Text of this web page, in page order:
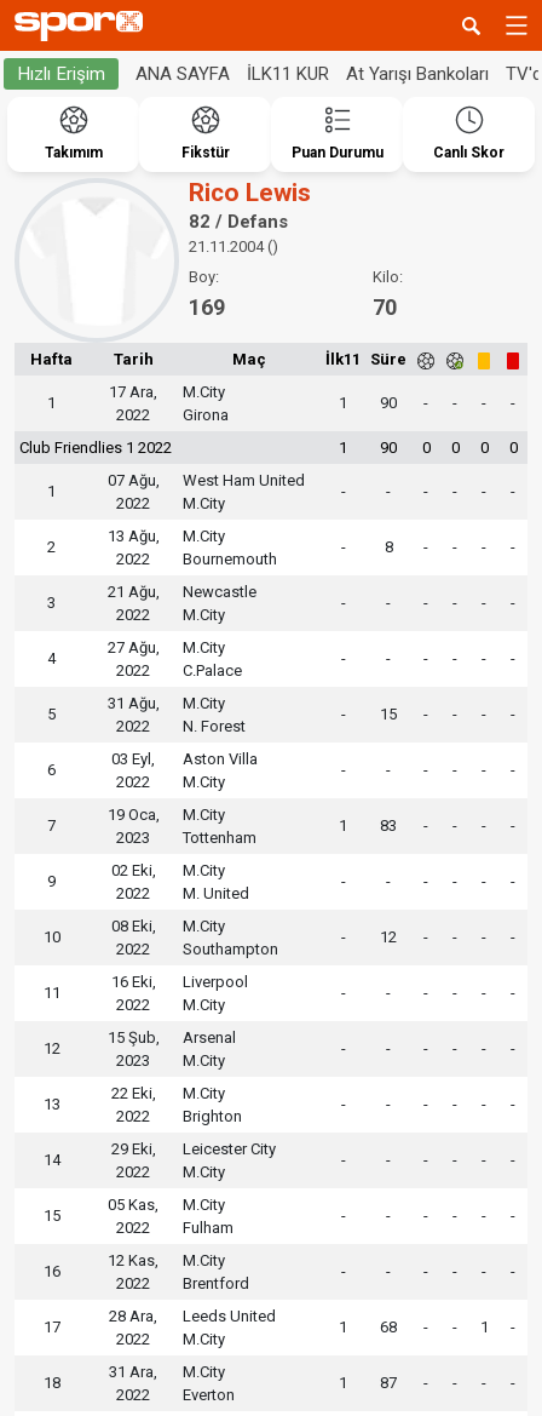
Hızlı Erişim ANA SAYFA İLK11 KUR At Yarışı Bankoları
Takımım Fikstür Puan Durumu Canlı Skor
Rico Lewis
82 / Defans
21.11.2004 ()
Boy:
169
Kilo:
70
Hafta Tarih Maç İlk11 Süre
1
17 Ara,
2022
M.City
Girona
1 90 - - - -
Club Friendlies 1 2022 1 90 0 0 0 0
1
07 Ağu,
2022
West Ham United
M.City
- - - - - -
2
13 Ağu,
2022
M.City
Bournemouth
- 8 - - - -
3
21 Ağu,
2022
Newcastle
M.City
- - - - - -
4
27 Ağu,
2022
M.City
C.Palace
- - - - - -
5
31 Ağu,
2022
M.City
N. Forest
- 15 - - - -
6
03 Eyl,
2022
Aston Villa
M.City
- - - - - -
7
19 Oca,
2023
M.City
Tottenham
1 83 - - - -
9
02 Eki,
2022
M.City
M. United
- - - - - -
10
08 Eki,
2022
M.City
Southampton
- 12 - - - -
11
16 Eki,
2022
Liverpool
M.City
- - - - - -
12
15 Şub,
2023
Arsenal
M.City
- - - - - -
13
22 Eki,
2022
M.City
Brighton
- - - - - -
14
29 Eki,
2022
Leicester City
M.City
- - - - - -
15
05 Kas,
2022
M.City
Fulham
- - - - - -
16
12 Kas,
2022
M.City
Brentford
- - - - - -
17
28 Ara,
2022
Leeds United
M.City
1 68 - - 1 -
18
31 Ara,
2022
M.City
Everton
1 87 - - - -